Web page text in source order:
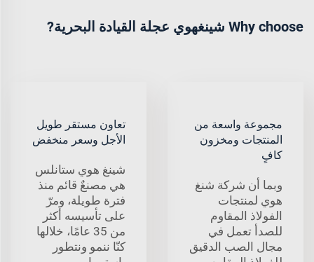
Why choose شينغهوي عجلة القيادة البحرية?
مجموعة واسعة من
المنتجات ومخزون
كافٍ
وبما أن شركة شنغ
هوي لمنتجات
الفولاذ المقاوم
للصدأ تعمل في
مجال الصب الدقيق
تعاون مستقر طويل
الأجل وسعر منخفض
شينغ هوي ستانلس
هي مصنعٌ قائم منذ
فترة طويلة، ومرّ
على تأسيسه أكثر
من 35 عامًا، خلالها
كنّا ننمو ونتطور